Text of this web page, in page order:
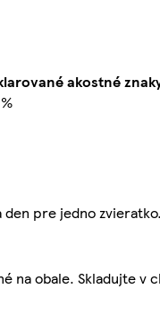
akostné
den pre jedno
na obale. Skladujte v